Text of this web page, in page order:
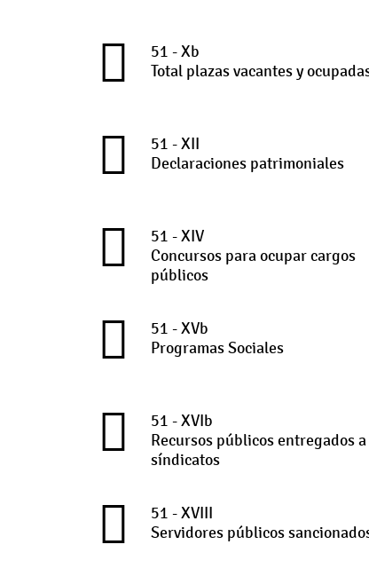
51 - Xb
Total plazas vacantes y
51 - XII
Declaraciones patrimoniales
51 - XIV
Concursos para ocupar cargos
públicos
51 - XVb
Programas Sociales
51 - XVIb
Recursos públicos entregados a
síndicatos
51 - XVIII
Servidores públicos